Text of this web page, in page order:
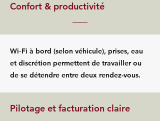
Confort & productivité
Wi‑Fi à bord (selon véhicule), prises, eau
et discrétion permettent de travailler ou
de se détendre entre deux rendez-vous.
Pilotage et facturation claire